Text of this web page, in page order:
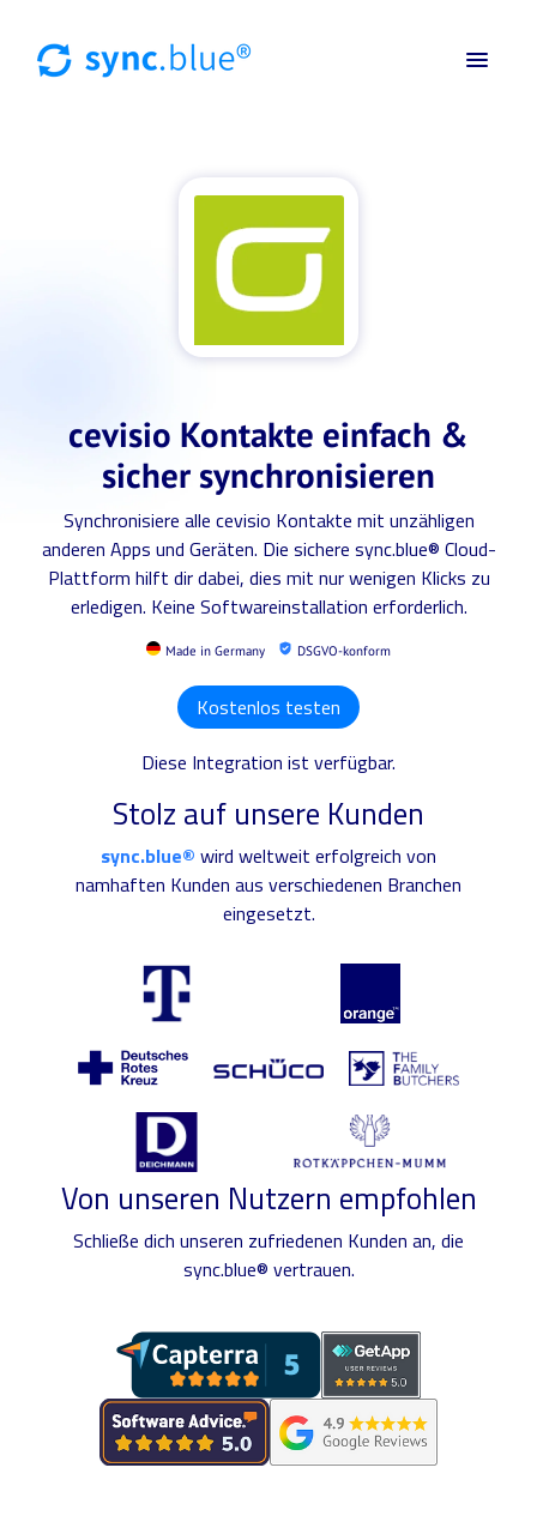
cevisio Kontakte einfach &
sicher synchronisieren
Synchronisiere alle cevisio Kontakte mit unzähligen
anderen Apps und Geräten. Die sichere sync.blue® Cloud-
Plattform hilft dir dabei, dies mit nur wenigen Klicks zu
erledigen. Keine Softwareinstallation erforderlich.
Made in Germany DSGVO-konform
Kostenlos testen
Diese Integration ist verfügbar.
Stolz auf unsere Kunden
sync.blue® wird weltweit erfolgreich von
namhaften Kunden aus verschiedenen Branchen
eingesetzt.
Von unseren Nutzern empfohlen
Schließe dich unseren zufriedenen Kunden an, die
sync.blue® vertrauen.